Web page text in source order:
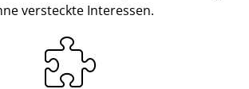
versteckte Interessen.